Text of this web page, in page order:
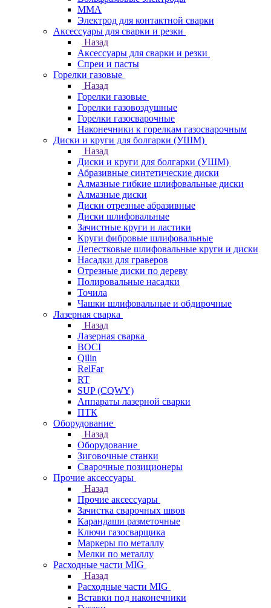
ММА
Электрод для контактной сварки
Аксессуары для сварки и резки
Назад
Аксессуары для сварки и резки
Спреи и пасты
Горелки газовые
Назад
Горелки газовые
Горелки газовоздушные
Горелки газосварочные
Наконечники к горелкам газосварочным
Диски и круги для болгарки (УШМ)
Назад
Диски и круги для болгарки (УШМ)
Абразивные синтетические диски
Алмазные гибкие шлифовальные диски
Алмазные диски
Диски отрезные абразивные
Диски шлифовальные
Зачистные круги и ластики
Круги фибровые шлифовальные
Лепестковые шлифовальные круги и диски
Насадки для граверов
Отрезные диски по дереву
Полировальные насадки
Точила
Чашки шлифовальные и обдирочные
Лазерная сварка
Назад
Лазерная сварка
BOCI
Qilin
RelFar
RT
SUP (CQWY)
Аппараты лазерной сварки
ПТК
Оборудование
Назад
Оборудование
Зиговочные станки
Сварочные позиционеры
Прочие аксессуары
Назад
Прочие аксессуары
Зачистка сварочных швов
Карандаши разметочные
Ключи газосварщика
Маркеры по металлу
Мелки по металлу
Расходные части MIG
Назад
Расходные части MIG
Вставки под наконечники